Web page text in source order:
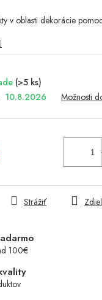
(>5 ks)
10.8.2026 Možnosti
100€
v oblasti dekorácie
Strážiť